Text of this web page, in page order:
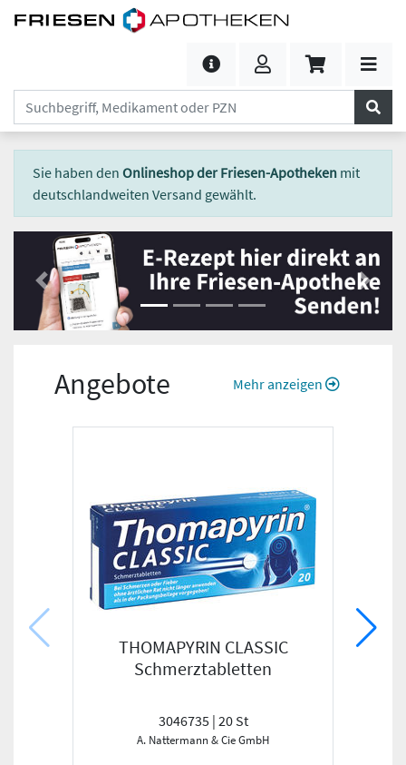
Sie haben den Onlineshop der Friesen-Apotheken mit
deutschlandweiten Versand gewählt.
Previous Next
Mehr anzeigen
Angebote
THOMAPYRIN CLASSIC
Schmerztabletten
3046735 | 20 St
A. Nattermann & Cie GmbH